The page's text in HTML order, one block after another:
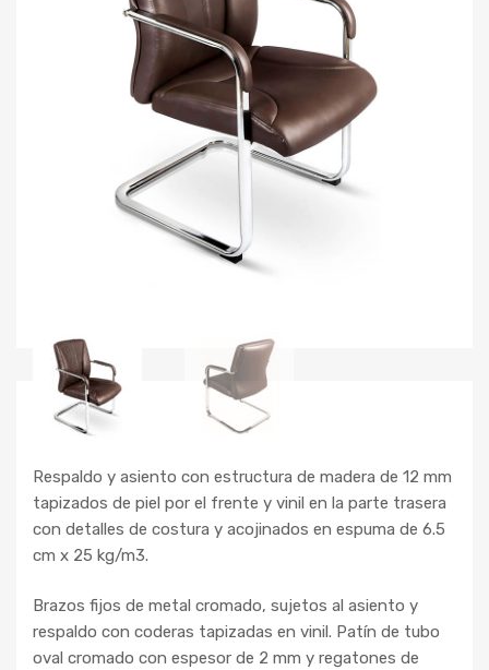
Respaldo y asiento con estructura de madera de 12 mm
tapizados de piel por el frente y vinil en la parte trasera
con detalles de costura y acojinados en espuma de 6.5
cm x 25 kg/m3.
Brazos fijos de metal cromado, sujetos al asiento y
respaldo con coderas tapizadas en vinil. Patín de tubo
oval cromado con espesor de 2 mm y regatones de